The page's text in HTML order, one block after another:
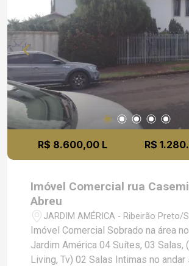
R$ 8.600,00 L R$
Imóvel Comercial rua Casemiro de
Abreu
JARDIM AMÉRICA - Ribeirão Preto/
Imóvel Comercial Sobrado na área
Jardim América 04 Suítes, 03 Salas,
Living, Tv) 02 Salas Intimas no andar